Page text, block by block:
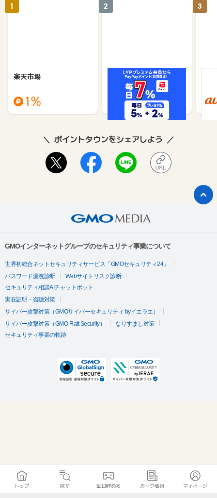
楽天市場
1%
1
Yahoo!ショッピング
1%
2 3
ポイントタウンをシェアしよう
GMOインターネットグループのセキュリティ事業について
世界初総合ネットセキュリティサービス「GMOセキュリティ24」
パスワード漏洩診断
Webサイトリスク診断
セキュリティ相談AIチャットボット
実在証明・盗聴対策
サイバー攻撃対策（GMOサイバーセキュリティ byイエラエ）
サイバー攻撃対策（GMO Flatt Security）
なりすまし対策
セキュリティ事業の軌跡
トップ 探す 毎日貯める おトク情報 マイページ